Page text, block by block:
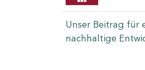
Unser Beitrag für
nachhaltige